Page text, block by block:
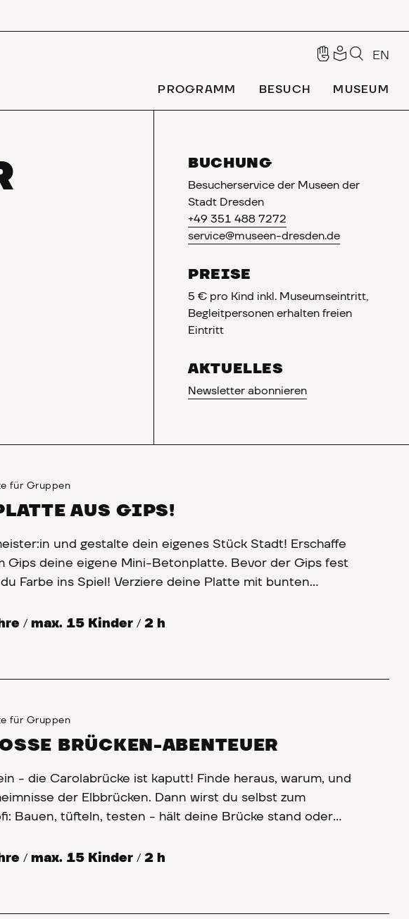
EN
PROGRAMM BESUCH MUSEUM
BUCHUNG
Besucherservice der Museen der
Stadt Dresden
+49 351 488 7272
service@museen-dresden.de
PREISE
5 € pro Kind inkl. Museumseintritt,
Begleitpersonen erhalten freien
Eintritt
AKTUELLES
Newsletter abonnieren
für Gruppen
AUS GIPS!
und gestalte dein eigenes Stück Stadt! Erschaffe
Gips deine eigene Mini-Betonplatte. Bevor der Gips fest
Farbe ins Spiel! Verziere deine Platte mit bunten
schickes Muster – du entscheidest, wie die Platte der
/ max. 15 Kinder / 2 h
für Gruppen
BRÜCKEN-ABENTEUER
- die Carolabrücke ist kaputt! Finde heraus, warum, und
der Elbbrücken. Dann wirst du selbst zum
Bauen, tüfteln, testen - hält deine Brücke stand oder
/ max. 15 Kinder / 2 h